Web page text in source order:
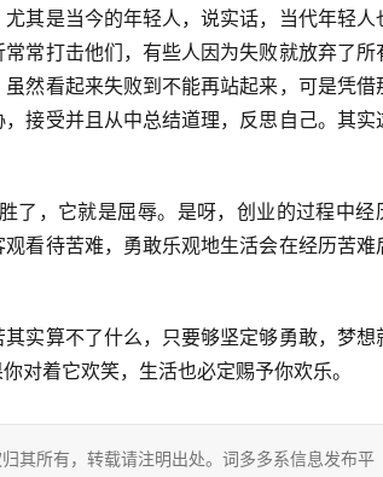
其是当今的年轻人，说实话，当代年轻人
常打击他们，有些人因为失败就放弃了所
然看起来失败到不能再站起来，可是凭借
接受并且从中总结道理，反思自己。其实
了，它就是屈辱。是呀，创业的过程中经
看待苦难，勇敢乐观地生活会在经历苦难
实算不了什么，只要够坚定够勇敢，梦想
对着它欢笑，生活也必定赐予你欢乐。
其所有，转载请注明出处。词多多系信息发布平